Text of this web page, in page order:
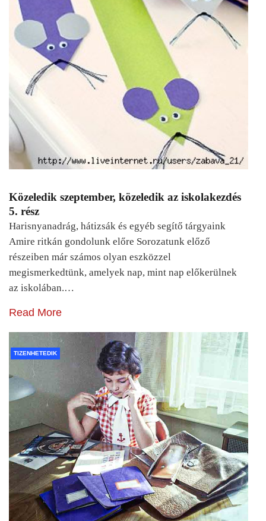
Közeledik szeptember, közeledik az iskolakezdés
5. rész
Harisnyanadrág, hátizsák és egyéb segítő tárgyaink
Amire ritkán gondolunk előre Sorozatunk előző
részeiben már számos olyan eszközzel
megismerkedtünk, amelyek nap, mint nap előkerülnek
az iskolában.…
Read More
TIZENHETEDIK